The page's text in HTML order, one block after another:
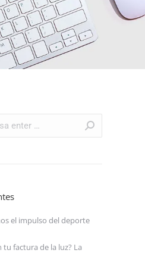
el impulso del deporte
tu factura de la luz? La